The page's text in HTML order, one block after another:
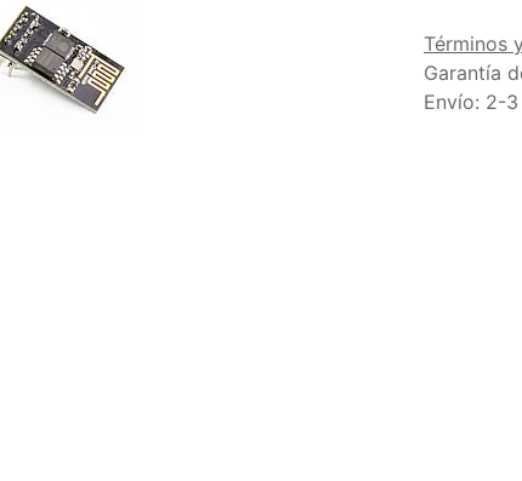
Términos
Garantía
Envío: 2-